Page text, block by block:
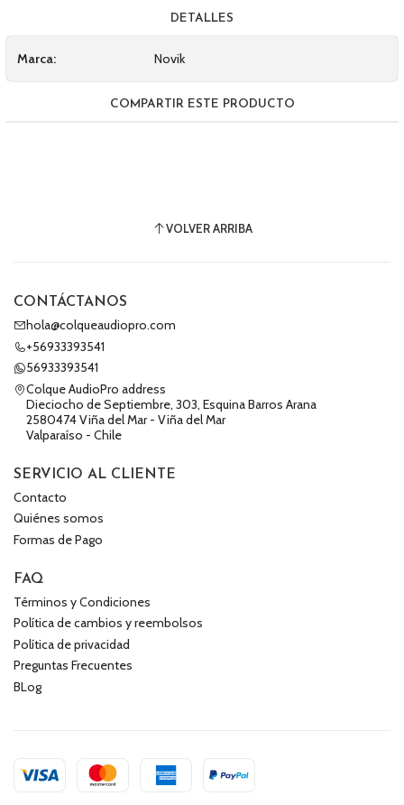
DETALLES
Marca: Novik
COMPARTIR ESTE PRODUCTO
VOLVER ARRIBA
CONTÁCTANOS
hola@colqueaudiopro.com
+56933393541
56933393541
Colque AudioPro address
Dieciocho de Septiembre, 303, Esquina Barros Arana
2580474 Viña del Mar - Viña del Mar
Valparaíso - Chile
SERVICIO AL CLIENTE
Contacto
Quiénes somos
Formas de Pago
FAQ
Términos y Condiciones
Política de cambios y reembolsos
Política de privacidad
Preguntas Frecuentes
BLog